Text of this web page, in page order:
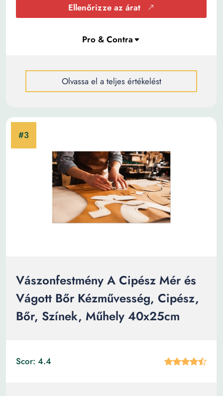
Ellenőrizze az árat
Olvassa el a teljes értékelést
Vászonfestmény A Cipész Mér és
Vágott Bőr Kézművesség, Cipész,
Bőr, Színek, Műhely 40x25cm
Scor: 4.4